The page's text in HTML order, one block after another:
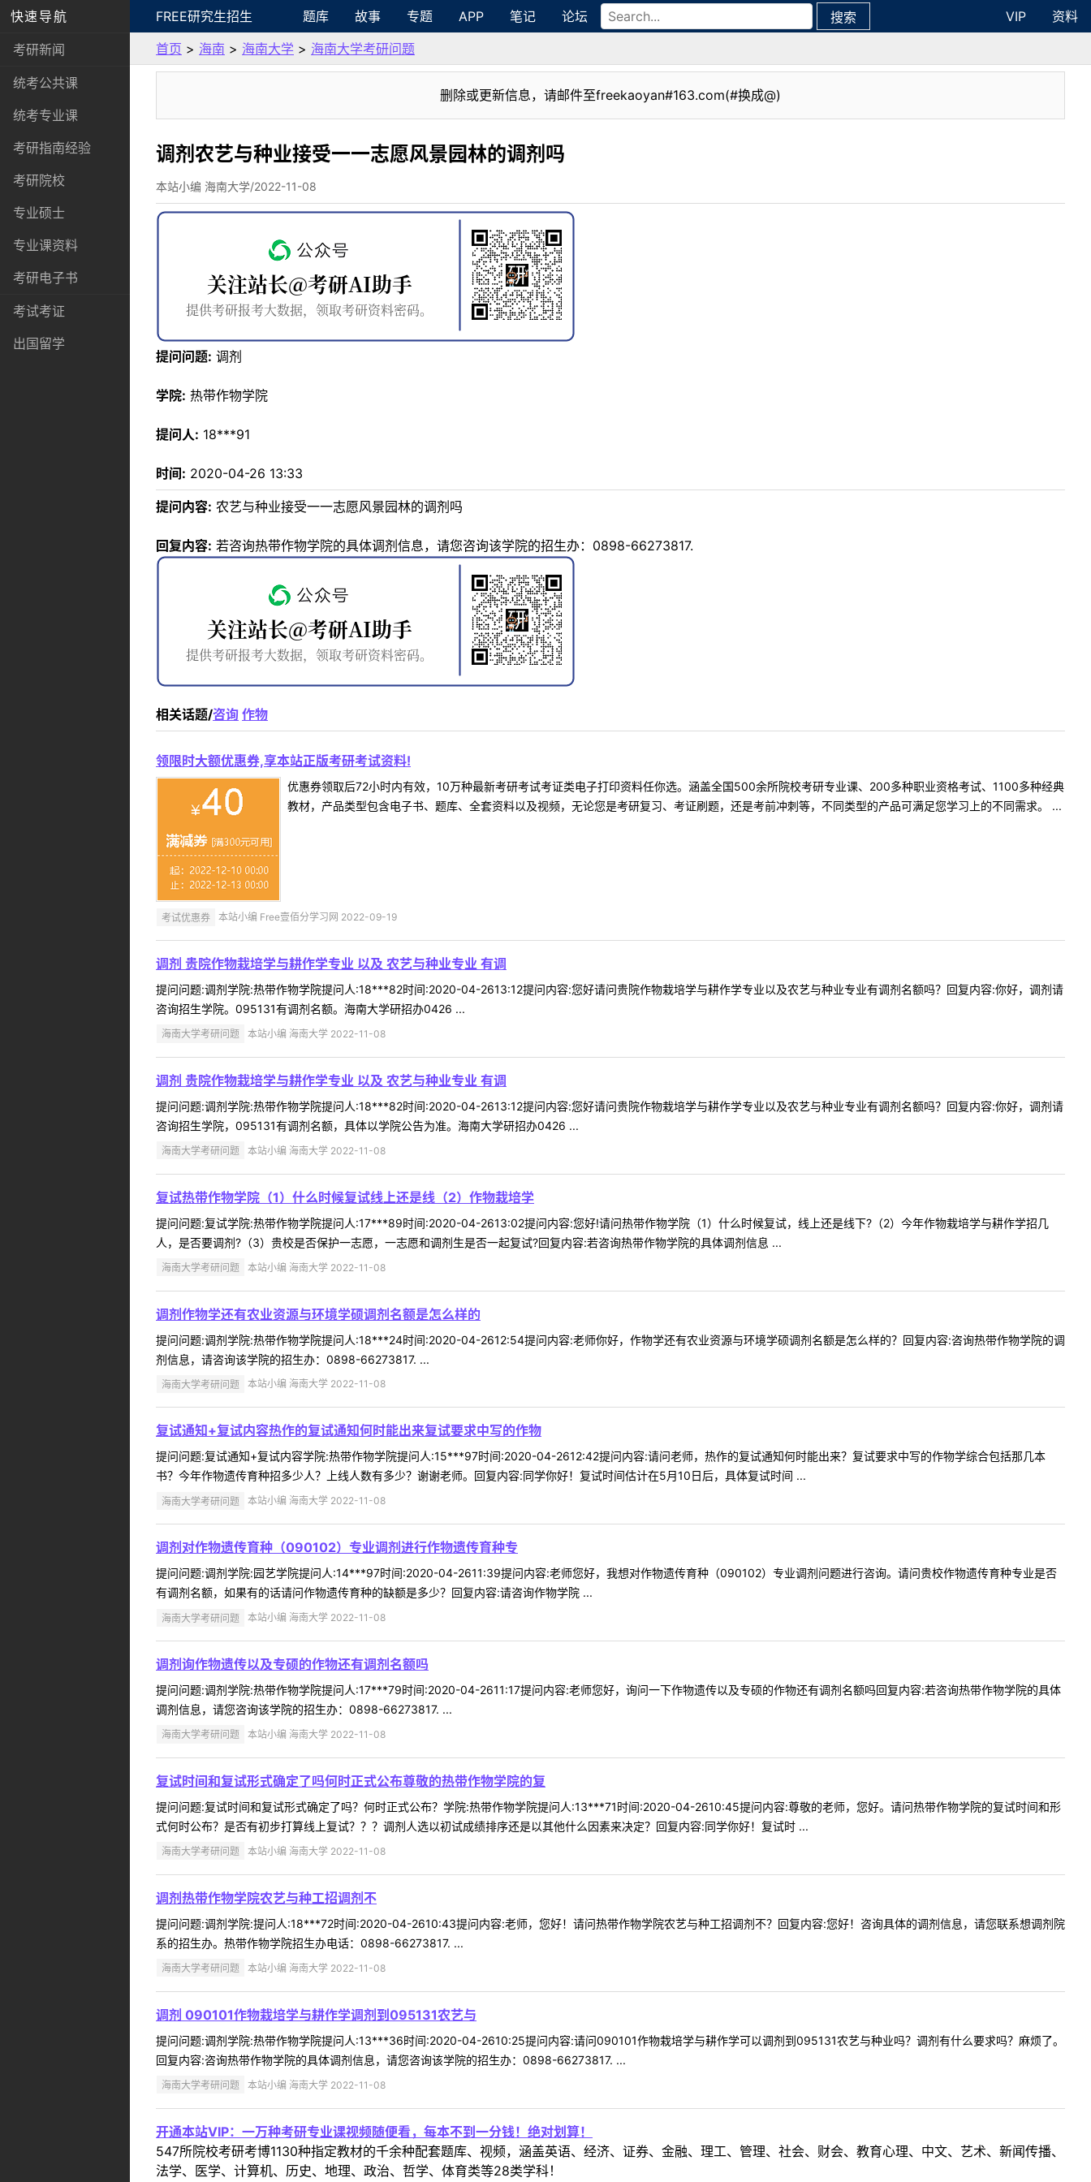
快速导航
考研新闻
统考公共课
统考专业课
考研指南经验
考研院校
专业硕士
专业课资料
考研电子书
考试考证
出国留学
FREE研究生招生 题库 故事 专题 APP 笔记 论坛 搜索 VIP
资料
首页 > 海南 > 海南大学 > 海南大学考研问题
删除或更新信息，请邮件至freekaoyan#163.com(#换成@)
调剂农艺与种业接受一一志愿风景园林的调剂吗
本站小编 海南大学/2022-11-08
提问问题: 调剂
学院: 热带作物学院
提问人: 18***91
时间: 2020-04-26 13:33
提问内容: 农艺与种业接受一一志愿风景园林的调剂吗
回复内容: 若咨询热带作物学院的具体调剂信息，请您咨询该学院的招生办：0898-66273817.
相关话题/咨询 作物
领限时大额优惠券,享本站正版考研考试资料!
优惠券领取后72小时内有效，10万种最新考研考试考证类电子打印资料任你选。涵盖全国500余所院校考研专业课、200多种职业资格考试、1100多种经典
教材，产品类型包含电子书、题库、全套资料以及视频，无论您是考研复习、考证刷题，还是考前冲刺等，不同类型的产品可满足您学习上的不同需求。 ...
考试优惠券 本站小编 Free壹佰分学习网 2022-09-19
调剂 贵院作物栽培学与耕作学专业 以及 农艺与种业专业 有调
提问问题:调剂学院:热带作物学院提问人:18***82时间:2020-04-2613:12提问内容:您好请问贵院作物栽培学与耕作学专业以及农艺与种业专业有调剂名额吗？回复内容:你好，调剂请
咨询招生学院。095131有调剂名额。海南大学研招办0426 ...
海南大学考研问题 本站小编 海南大学 2022-11-08
调剂 贵院作物栽培学与耕作学专业 以及 农艺与种业专业 有调
提问问题:调剂学院:热带作物学院提问人:18***82时间:2020-04-2613:12提问内容:您好请问贵院作物栽培学与耕作学专业以及农艺与种业专业有调剂名额吗？回复内容:你好，调剂请
咨询招生学院，095131有调剂名额，具体以学院公告为准。海南大学研招办0426 ...
海南大学考研问题 本站小编 海南大学 2022-11-08
复试热带作物学院（1）什么时候复试线上还是线（2）作物栽培学
提问问题:复试学院:热带作物学院提问人:17***89时间:2020-04-2613:02提问内容:您好!请问热带作物学院（1）什么时候复试，线上还是线下?（2）今年作物栽培学与耕作学招几
人，是否要调剂?（3）贵校是否保护一志愿，一志愿和调剂生是否一起复试?回复内容:若咨询热带作物学院的具体调剂信息 ...
海南大学考研问题 本站小编 海南大学 2022-11-08
调剂作物学还有农业资源与环境学硕调剂名额是怎么样的
提问问题:调剂学院:热带作物学院提问人:18***24时间:2020-04-2612:54提问内容:老师你好，作物学还有农业资源与环境学硕调剂名额是怎么样的？回复内容:咨询热带作物学院的调
剂信息，请咨询该学院的招生办：0898-66273817. ...
海南大学考研问题 本站小编 海南大学 2022-11-08
复试通知+复试内容热作的复试通知何时能出来复试要求中写的作物
提问问题:复试通知+复试内容学院:热带作物学院提问人:15***97时间:2020-04-2612:42提问内容:请问老师，热作的复试通知何时能出来？复试要求中写的作物学综合包括那几本
书？今年作物遗传育种招多少人？上线人数有多少？谢谢老师。回复内容:同学你好！复试时间估计在5月10日后，具体复试时间 ...
海南大学考研问题 本站小编 海南大学 2022-11-08
调剂对作物遗传育种（090102）专业调剂进行作物遗传育种专
提问问题:调剂学院:园艺学院提问人:14***97时间:2020-04-2611:39提问内容:老师您好，我想对作物遗传育种（090102）专业调剂问题进行咨询。请问贵校作物遗传育种专业是否
有调剂名额，如果有的话请问作物遗传育种的缺额是多少？回复内容:请咨询作物学院 ...
海南大学考研问题 本站小编 海南大学 2022-11-08
调剂询作物遗传以及专硕的作物还有调剂名额吗
提问问题:调剂学院:热带作物学院提问人:17***79时间:2020-04-2611:17提问内容:老师您好，询问一下作物遗传以及专硕的作物还有调剂名额吗回复内容:若咨询热带作物学院的具体
调剂信息，请您咨询该学院的招生办：0898-66273817. ...
海南大学考研问题 本站小编 海南大学 2022-11-08
复试时间和复试形式确定了吗何时正式公布尊敬的热带作物学院的复
提问问题:复试时间和复试形式确定了吗？何时正式公布？学院:热带作物学院提问人:13***71时间:2020-04-2610:45提问内容:尊敬的老师，您好。请问热带作物学院的复试时间和形
式何时公布？是否有初步打算线上复试？？？调剂人选以初试成绩排序还是以其他什么因素来决定？回复内容:同学你好！复试时 ...
海南大学考研问题 本站小编 海南大学 2022-11-08
调剂热带作物学院农艺与种工招调剂不
提问问题:调剂学院:提问人:18***72时间:2020-04-2610:43提问内容:老师，您好！请问热带作物学院农艺与种工招调剂不？回复内容:您好！咨询具体的调剂信息，请您联系想调剂院
系的招生办。热带作物学院招生办电话：0898-66273817. ...
海南大学考研问题 本站小编 海南大学 2022-11-08
调剂 090101作物栽培学与耕作学调剂到095131农艺与
提问问题:调剂学院:热带作物学院提问人:13***36时间:2020-04-2610:25提问内容:请问090101作物栽培学与耕作学可以调剂到095131农艺与种业吗？调剂有什么要求吗？麻烦了。
回复内容:咨询热带作物学院的具体调剂信息，请您咨询该学院的招生办：0898-66273817. ...
海南大学考研问题 本站小编 海南大学 2022-11-08
开通本站VIP：一万种考研专业课视频随便看，每本不到一分钱！绝对划算！
547所院校考研考博1130种指定教材的千余种配套题库、视频，涵盖英语、经济、证券、金融、理工、管理、社会、财会、教育心理、中文、艺术、新闻传播、
法学、医学、计算机、历史、地理、政治、哲学、体育类等28类学科！